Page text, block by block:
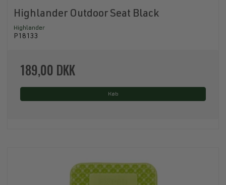
Highlander Outdoor Seat Black
Highlander
P18133
189,00 DKK
Køb